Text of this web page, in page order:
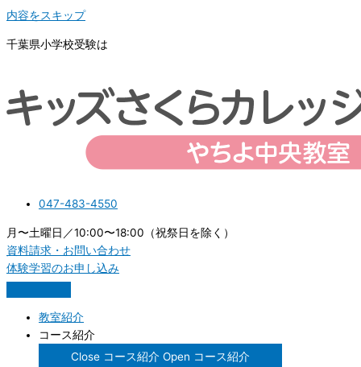
内容をスキップ
千葉県小学校受験は
047-483-4550
月〜土曜日／10:00〜18:00（祝祭日を除く）
資料請求・お問い合わせ
体験学習のお申し込み
教室紹介
コース紹介
Close コース紹介 Open コース紹介